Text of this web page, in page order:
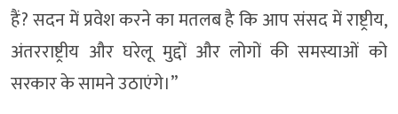
हैं? सदन में प्रवेश करने का मतलब है कि आप संसद में राष्ट्रीय,
अंतरराष्ट्रीय और घरेलू मुद्दों और लोगों की समस्याओं को
सरकार के सामने उठाएंगे।’’